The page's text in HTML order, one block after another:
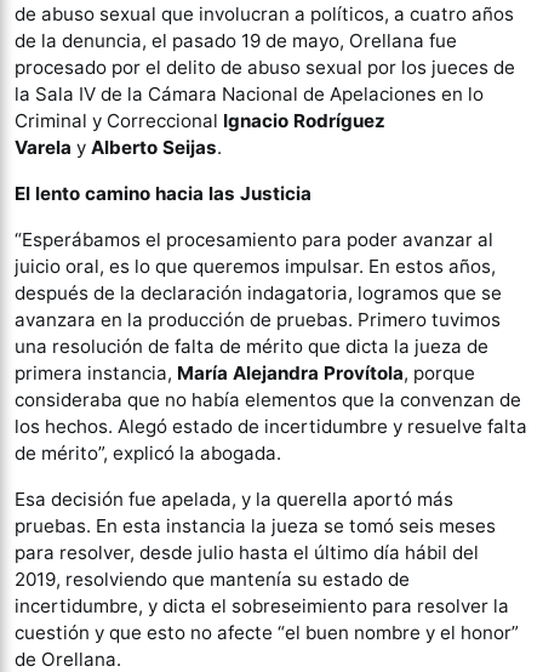
de abuso sexual que involucran a políticos, a cuatro años
de la denuncia, el pasado 19 de mayo, Orellana fue
procesado por el delito de abuso sexual por los jueces de
la Sala IV de la Cámara Nacional de Apelaciones en lo
Criminal y Correccional Ignacio Rodríguez
Varela y Alberto Seijas.
El lento camino hacia las Justicia
“Esperábamos el procesamiento para poder avanzar al
juicio oral, es lo que queremos impulsar. En estos años,
después de la declaración indagatoria, logramos que se
avanzara en la producción de pruebas. Primero tuvimos
una resolución de falta de mérito que dicta la jueza de
primera instancia, María Alejandra Provítola, porque
consideraba que no había elementos que la convenzan de
los hechos. Alegó estado de incertidumbre y resuelve falta
de mérito”, explicó la abogada.
Esa decisión fue apelada, y la querella aportó más
pruebas. En esta instancia la jueza se tomó seis meses
para resolver, desde julio hasta el último día hábil del
2019, resolviendo que mantenía su estado de
incertidumbre, y dicta el sobreseimiento para resolver la
cuestión y que esto no afecte “el buen nombre y el honor”
de Orellana.